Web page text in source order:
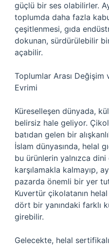
güçlü bir ses olabilirler.
toplumda daha fazla
çeşitlenmesi, gıda
dokunan, sürdürülebilir
açabilir.
Toplumlar Arası
Evrimi
Küreselleşen dünyada,
belirsiz hale geliyor.
batıdan gelen bir
İslam dünyasında, helal
bu ürünlerin yalnızca
karşılamakla kalmayıp,
pazarda önemli bir yer
Kuvertür çikolatanın
dört bir yanındaki farklı
girebilir.
Gelecekte, helal